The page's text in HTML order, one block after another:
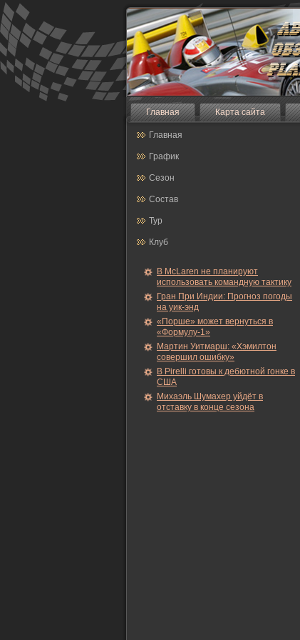
Главная Карта сайта
Главная
График
Сезон
Состав
Тур
Клуб
В McLaren не планируют
использовать командную тактику
Гран При Индии: Прогноз погоды
на уик-энд
«Порше» может вернуться в
«Формулу-1»
Мартин Уитмарш: «Хэмилтон
совершил ошибку»
В Pirelli готовы к дебютной гонке в
США
Михаэль Шумахер уйдёт в
отставку в конце сезона